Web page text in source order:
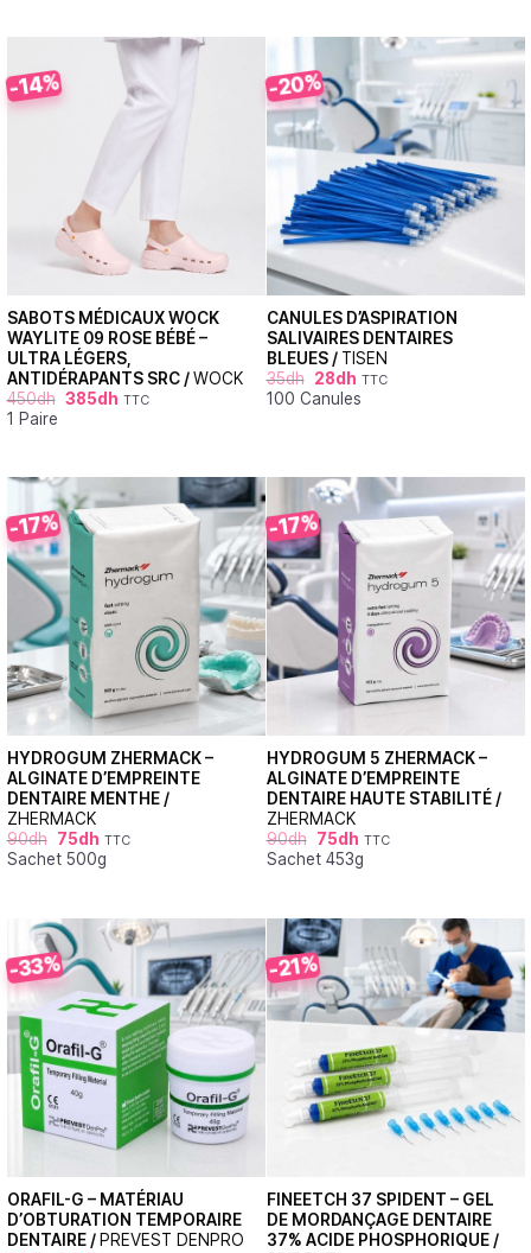
-14%
SABOTS MÉDICAUX WOCK
WAYLITE 09 ROSE BÉBÉ –
ULTRA LÉGERS,
ANTIDÉRAPANTS SRC /WOCK
450dh 385dh TTC
1 Paire
-20%
CANULES D’ASPIRATION
SALIVAIRES DENTAIRES
BLEUES / TISEN
35dh 28dh TTC
100 Canules
-17%
HYDROGUM ZHERMACK –
ALGINATE D’EMPREINTE
DENTAIRE MENTHE /
ZHERMACK
90dh 75dh TTC
Sachet 500g
-17%
HYDROGUM 5 ZHERMACK –
ALGINATE D’EMPREINTE
DENTAIRE HAUTE STABILITÉ /
ZHERMACK
90dh 75dh TTC
Sachet 453g
-33%
ORAFIL-G – MATÉRIAU
D’OBTURATION TEMPORAIRE
DENTAIRE / PREVEST DENPRO
-21%
FINEETCH 37 SPIDENT – GEL
DE MORDANÇAGE DENTAIRE
37% ACIDE PHOSPHORIQUE /